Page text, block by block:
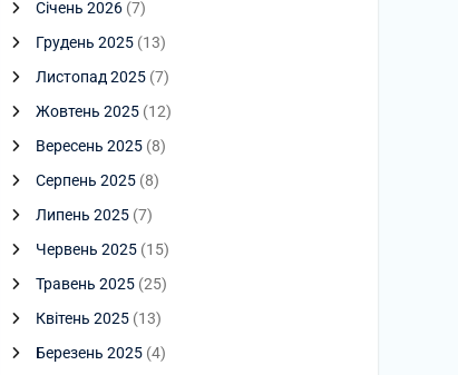
Січень 2026 (7)
Грудень 2025 (13)
Листопад 2025 (7)
Жовтень 2025 (12)
Вересень 2025 (8)
Серпень 2025 (8)
Липень 2025 (7)
Червень 2025 (15)
Травень 2025 (25)
Квітень 2025 (13)
Березень 2025 (4)